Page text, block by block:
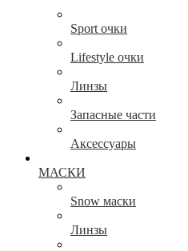
Sport очки
Lifestyle очки
Линзы
Запасные части
Аксессуары
МАСКИ
Snow маски
Линзы